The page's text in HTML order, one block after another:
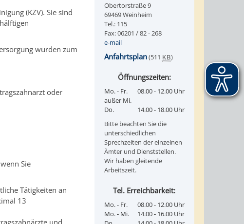
(KZV). Sie sind
wurden zum
oder
Sie
Tätigkeiten an
13
und
Obertorstraße 9
69469 Weinheim
Tel.: 115
Fax: 06201 / 82 - 268
e-mail
Anfahrtsplan(511 KB)
Öffnungszeiten:
Mo. - Fr.
außer Mi.
08.00 - 12.00 Uhr
Do.
14.00 - 18.00 Uhr
Bitte beachten Sie die
unterschiedlichen
Sprechzeiten der einzelnen
Ämter und Dienststellen.
Wir haben gleitende
Arbeitszeit.
Tel. Erreichbarkeit:
Mo. - Fr.
08.00 - 12.00 Uhr
Mo. - Mi.
14.00 - 16.00 Uhr